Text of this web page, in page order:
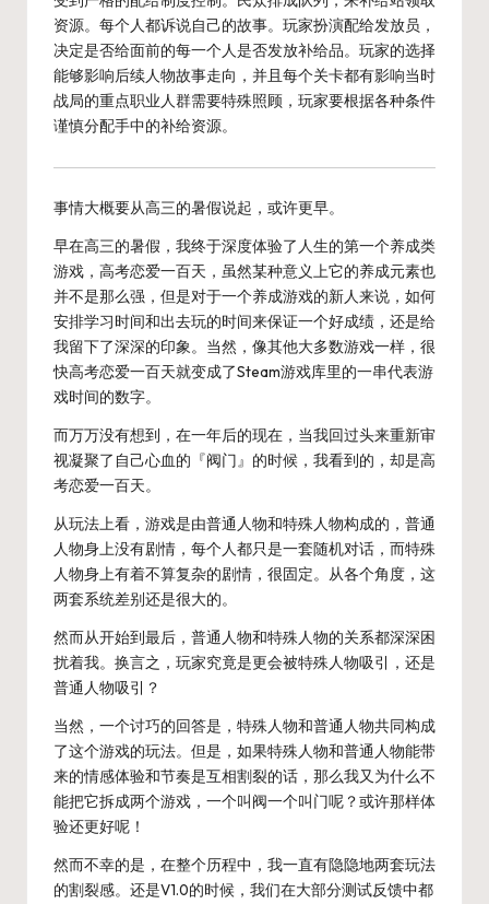
资源。每个人都诉说自己的故事。玩家扮演配给发放员，
决定是否给面前的每一个人是否发放补给品。玩家的选择
能够影响后续人物故事走向，并且每个关卡都有影响当时
战局的重点职业人群需要特殊照顾，玩家要根据各种条件
谨慎分配手中的补给资源。
事情大概要从高三的暑假说起，或许更早。
早在高三的暑假，我终于深度体验了人生的第一个养成类
游戏，高考恋爱一百天，虽然某种意义上它的养成元素也
并不是那么强，但是对于一个养成游戏的新人来说，如何
安排学习时间和出去玩的时间来保证一个好成绩，还是给
我留下了深深的印象。当然，像其他大多数游戏一样，很
快高考恋爱一百天就变成了Steam游戏库里的一串代表游
戏时间的数字。
而万万没有想到，在一年后的现在，当我回过头来重新审
视凝聚了自己心血的『阀门』的时候，我看到的，却是高
考恋爱一百天。
从玩法上看，游戏是由普通人物和特殊人物构成的，普通
人物身上没有剧情，每个人都只是一套随机对话，而特殊
人物身上有着不算复杂的剧情，很固定。从各个角度，这
两套系统差别还是很大的。
然而从开始到最后，普通人物和特殊人物的关系都深深困
扰着我。换言之，玩家究竟是更会被特殊人物吸引，还是
普通人物吸引？
当然，一个讨巧的回答是，特殊人物和普通人物共同构成
了这个游戏的玩法。但是，如果特殊人物和普通人物能带
来的情感体验和节奏是互相割裂的话，那么我又为什么不
能把它拆成两个游戏，一个叫阀一个叫门呢？或许那样体
验还更好呢！
然而不幸的是，在整个历程中，我一直有隐隐地两套玩法
的割裂感。还是V1.0的时候，我们在大部分测试反馈中都